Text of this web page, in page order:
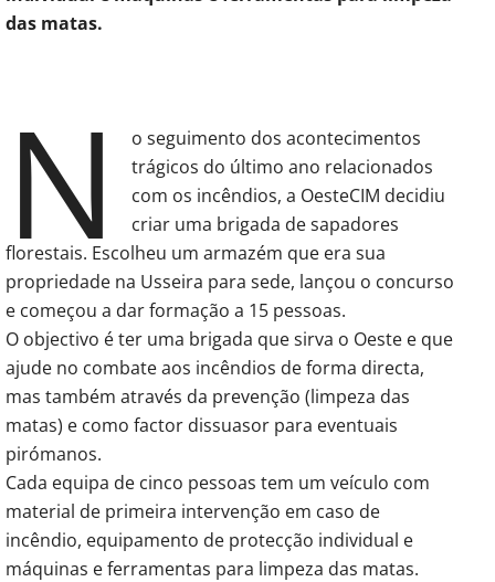
das matas.
N
o seguimento dos acontecimentos
trágicos do último ano relacionados
com os incêndios, a OesteCIM decidiu
criar uma brigada de sapadores
florestais. Escolheu um armazém que era sua
propriedade na Usseira para sede, lançou o concurso
e começou a dar formação a 15 pessoas.
O objectivo é ter uma brigada que sirva o Oeste e que
ajude no combate aos incêndios de forma directa,
mas também através da prevenção (limpeza das
matas) e como factor dissuasor para eventuais
pirómanos.
Cada equipa de cinco pessoas tem um veículo com
material de primeira intervenção em caso de
incêndio, equipamento de protecção individual e
máquinas e ferramentas para limpeza das matas.